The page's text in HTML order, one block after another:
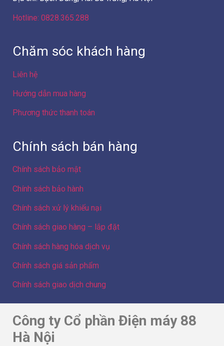
Hotline: 0828.365.288
Chăm sóc khách hàng
Liên hệ
Hướng dẫn mua hàng
Phương thức thanh toán
Chính sách bán hàng
Chính sách bảo mật
Chính sách bảo hành
Chính sách xử lý khiếu nại
Chính sách giao hàng – lắp đặt
Chính sách hàng hóa dịch vụ
Chính sách giá sản phẩm
Chính sách giao dịch chung
Công ty Cổ phần Điện máy 88
Hà Nội